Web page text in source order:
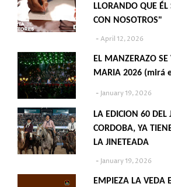
LLORANDO QUE ÉL
CON NOSOTROS"
April 12, 2026
EL MANZERAZO SE VIVIO EN EL JESUS
MARIA 2026 (mirá
January 19, 2026
LA EDICION 60 DEL
CORDOBA, YA
LA JINETEADA
January 19, 2026
EMPIEZA LA VEDA